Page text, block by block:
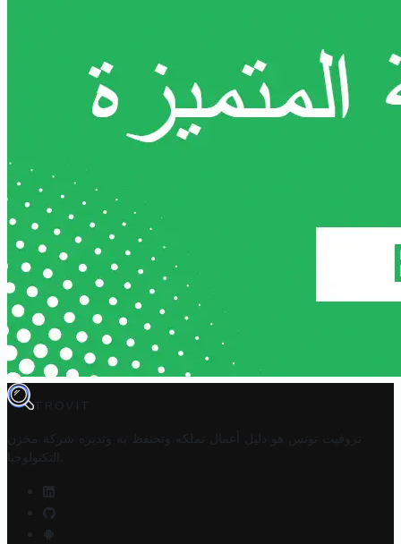
TROVIT
تروفيت تونس هو دليل أعمال تملكه وتحتفظ به وتديره
شركة مخزن
التكنولوجيا